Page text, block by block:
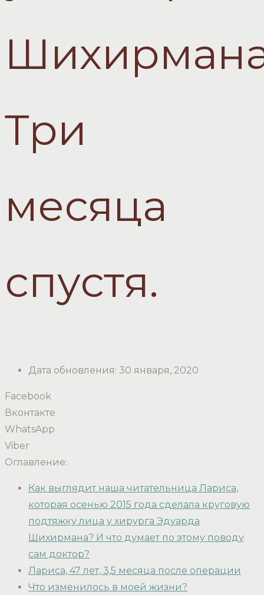
Три
месяца
спустя.
Дата обновления: 30 января, 2020
Facebook
Вконтакте
WhatsApp
Viber
Оглавление:
Как выглядит наша читательница Лариса,
которая осенью 2015 года сделала круговую
подтяжку лица у хирурга Эдуарда
Шихирмана? И что думает по этому поводу
сам доктор?
Лариса, 47 лет, 3,5 месяца после операции
Что изменилось в моей жизни?